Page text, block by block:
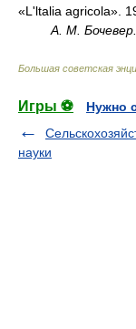
«L'ltalia agricola».
А. М. Бочевер.
Большая советская
Игры ⚽
Нужно
науки